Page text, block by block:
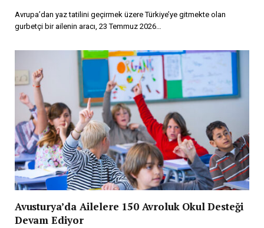
Avrupa’dan yaz tatilini geçirmek üzere Türkiye’ye gitmekte olan
gurbetçi bir ailenin aracı, 23 Temmuz 2026…
Avusturya’da Ailelere 150 Avroluk Okul Desteği
Devam Ediyor